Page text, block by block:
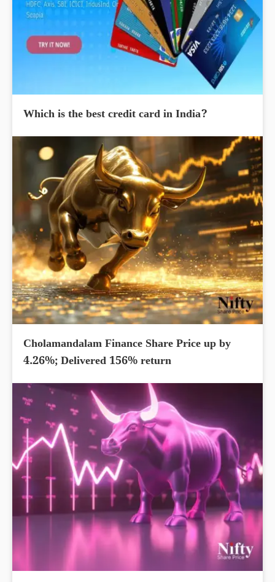
Which is the best credit card in India?
Cholamandalam Finance Share Price up by
4.26%; Delivered 156% return